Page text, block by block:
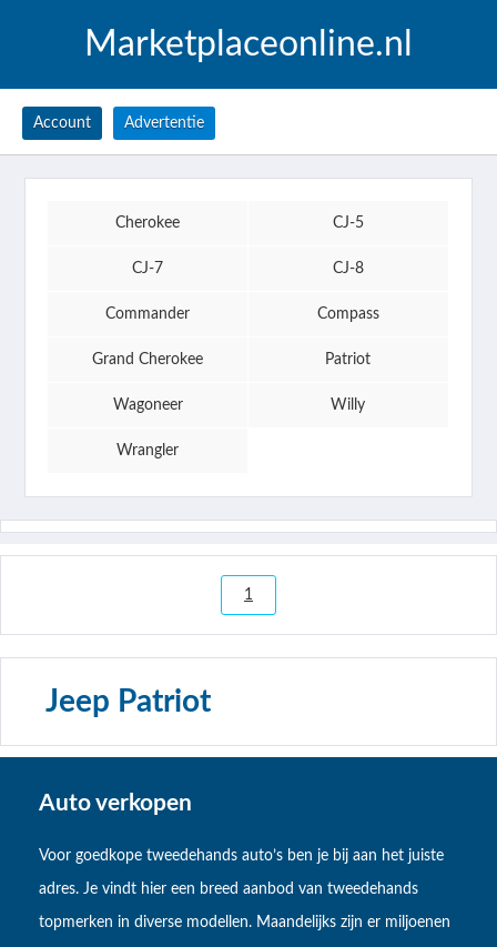
Marketplaceonline.nl
Account Advertentie
Cherokee CJ-5
CJ-7 CJ-8
Commander Compass
Grand Cherokee Patriot
Wagoneer Willy
Wrangler
1
Jeep Patriot
Auto verkopen
Voor goedkope tweedehands auto’s ben je bij aan het juiste
adres. Je vindt hier een breed aanbod van tweedehands
topmerken in diverse modellen. Maandelijks zijn er miljoenen